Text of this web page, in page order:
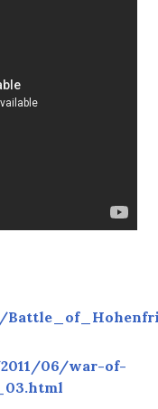
06/war-of-